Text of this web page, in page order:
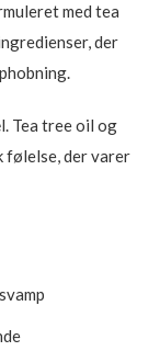
med tea
der
Tea tree oil og
følelse, der varer